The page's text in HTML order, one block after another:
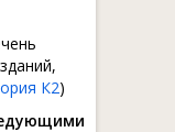
К2)